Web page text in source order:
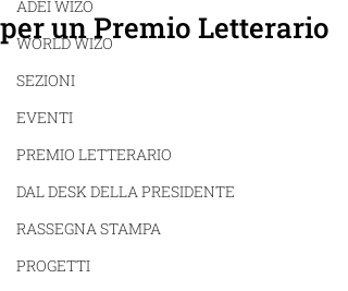
ADEI WIZO
WORLD WIZO
SEZIONI
EVENTI
PREMIO LETTERARIO
DAL DESK DELLA PRESIDENTE
RASSEGNA STAMPA
PROGETTI
per un Premio Letterario